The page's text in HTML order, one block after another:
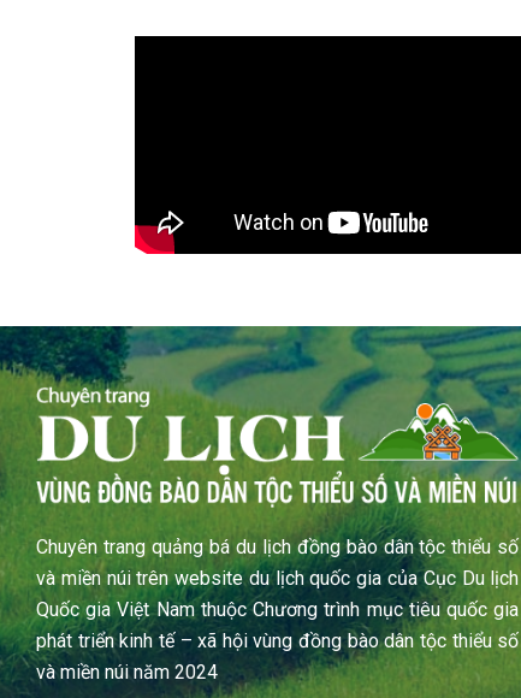
Chuyên trang quảng bá du lịch đồng bào dân tộc thiểu số
và miền núi trên website du lịch quốc gia của Cục Du lịch
Quốc gia Việt Nam thuộc Chương trình mục tiêu quốc gia
phát triển kinh tế – xã hội vùng đồng bào dân tộc thiểu số
và miền núi năm 2024